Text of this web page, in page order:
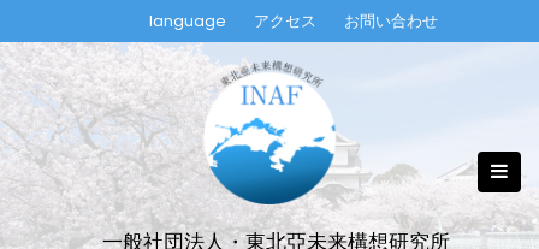
to
content
language アクセス お問い合わせ
一般社団法人・東北亞未来構想研究所